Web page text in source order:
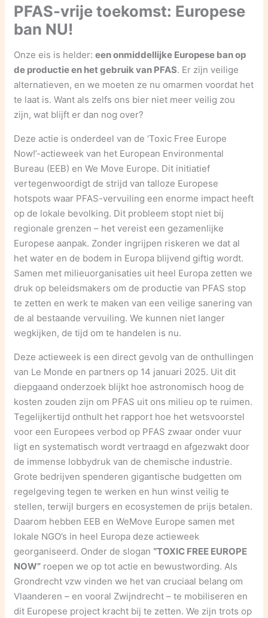
PFAS-vrije toekomst: Europese
ban NU!
Onze eis is helder:een onmiddellijke Europese ban op
de productie en het gebruik van PFAS. Er zijn veilige
alternatieven, en we moeten ze nu omarmen voordat het
te laat is. Want als zelfs ons bier niet meer veilig zou
zijn, wat blijft er dan nog over?
Deze actie is onderdeel van de ‘Toxic Free Europe
Now!’-actieweek van het European Environmental
Bureau (EEB) en We Move Europe. Dit initiatief
vertegenwoordigt de strijd van talloze Europese
hotspots waar PFAS-vervuiling een enorme impact heeft
op de lokale bevolking. Dit probleem stopt niet bij
regionale grenzen – het vereist een gezamenlijke
Europese aanpak. Zonder ingrijpen riskeren we dat al
het water en de bodem in Europa blijvend giftig wordt.
Samen met milieuorganisaties uit heel Europa zetten we
druk op beleidsmakers om de productie van PFAS stop
te zetten en werk te maken van een veilige sanering van
de al bestaande vervuiling. We kunnen niet langer
wegkijken, de tijd om te handelen is nu.
Deze actieweek is een direct gevolg van de onthullingen
van Le Monde en partners op 14 januari 2025. Uit dit
diepgaand onderzoek blijkt hoe astronomisch hoog de
kosten zouden zijn om PFAS uit ons milieu op te ruimen.
Tegelijkertijd onthult het rapport hoe het wetsvoorstel
voor een Europees verbod op PFAS zwaar onder vuur
ligt en systematisch wordt vertraagd en afgezwakt door
de immense lobbydruk van de chemische industrie.
Grote bedrijven spenderen gigantische budgetten om
regelgeving tegen te werken en hun winst veilig te
stellen, terwijl burgers en ecosystemen de prijs betalen.
Daarom hebben EEB en WeMove Europe samen met
lokale NGO’s in heel Europa deze actieweek
georganiseerd. Onder de slogan “TOXIC FREE EUROPE
NOW” roepen we op tot actie en bewustwording. Als
Grondrecht vzw vinden we het van cruciaal belang om
Vlaanderen – en vooral Zwijndrecht – te mobiliseren en
dit Europese project kracht bij te zetten. We zijn trots op